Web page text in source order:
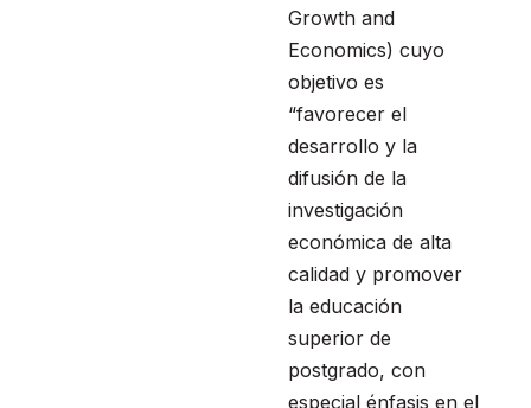
Growth and
Economics) cuyo
objetivo es
“favorecer el
desarrollo y la
difusión de la
investigación
económica de alta
calidad y promover
la educación
superior de
postgrado, con
especial énfasis en el